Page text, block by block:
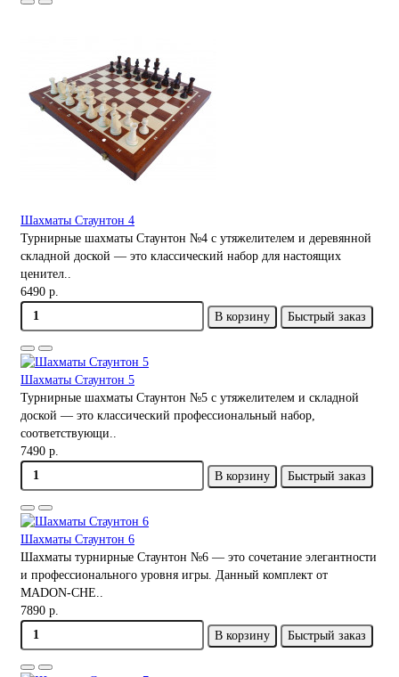
Шахматы Стаунтон 4
Турнирные шахматы Стаунтон №4 с утяжелителем и деревянной
складной доской — это классический набор для настоящих
ценител..
6490 р.
В корзину
Быстрый заказ
Шахматы Стаунтон 5
Турнирные шахматы Стаунтон №5 с утяжелителем и складной
доской — это классический профессиональный набор,
соответствующи..
7490 р.
В корзину
Быстрый заказ
Шахматы Стаунтон 6
Шахматы турнирные Стаунтон №6 — это сочетание элегантности
и профессионального уровня игры. Данный комплект от
MADON-CHE..
7890 р.
В корзину
Быстрый заказ